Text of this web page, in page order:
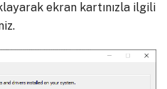
ekran kartınızla ilgili